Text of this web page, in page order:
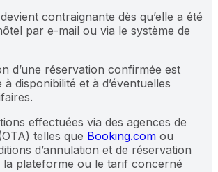
contraignante dès qu’elle a été
par e-mail ou via le système de
d’une réservation confirmée est
disponibilité et à d’éventuelles
effectuées via des agences de
telles que Booking.com ou
d’annulation et de réservation
la plateforme ou le tarif concerné